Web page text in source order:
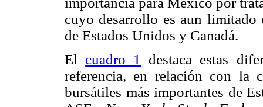
cuyo desarrollo es aun limitado
de Estados Unidos y Canadá.
El cuadro 1
destaca estas
referencia, en relación con la
bursátiles más importantes de